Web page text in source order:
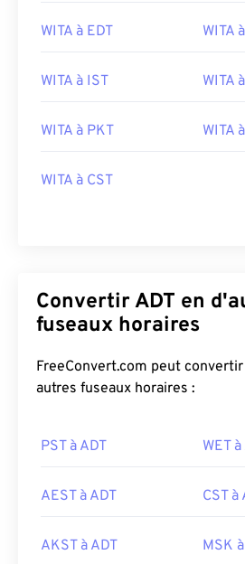
WITA à EDT WITA
WITA à IST WITA
WITA à PKT WITA
WITA à CST
Convertir ADT en
fuseaux horaires
FreeConvert.com peut convertir
autres fuseaux horaires :
PST à ADT WET
AEST à ADT CST à
AKST à ADT MSK